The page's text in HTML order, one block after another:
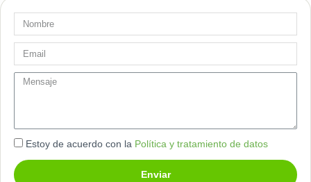
Nombre
Email
message
Estoy de acuerdo con la Política y tratamiento de datos
Enviar